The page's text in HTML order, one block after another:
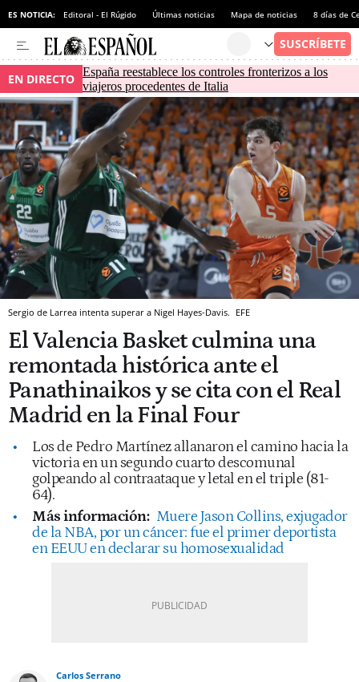
ES NOTICIA: Editoral - El Rúgido Últimas noticias Mapa de noticias 8 días de
EN DIRECTO España reestablece los controles fronterizos a los
viajeros procedentes de Italia
Sergio de Larrea intenta superar a Nigel Hayes-Davis. EFE
El Valencia Basket culmina una
remontada histórica ante el
Panathinaikos y se cita con el Real
Madrid en la Final Four
Los de Pedro Martínez allanaron el camino hacia la
victoria en un segundo cuarto descomunal
golpeando al contraataque y letal en el triple (81-
64).
Más información: Muere Jason Collins, exjugador
de la NBA, por un cáncer: fue el primer deportista
en EEUU en declarar su homosexualidad
Carlos Serrano